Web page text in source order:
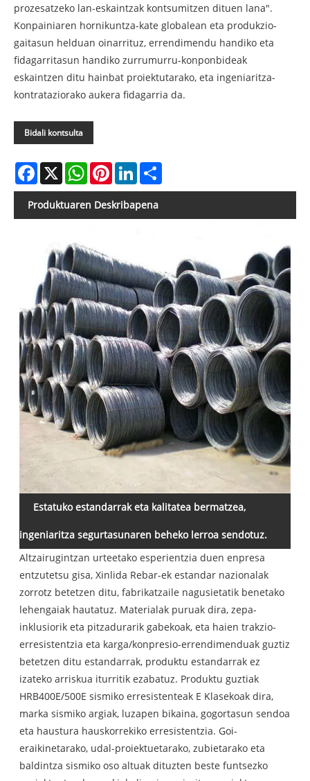
prozesatzeko lan-eskaintzak kontsumitzen dituen lana".
Konpainiaren hornikuntza-kate globalean eta produkzio-
gaitasun helduan oinarrituz, errendimendu handiko eta
fidagarritasun handiko zurrumurru-konponbideak
eskaintzen ditu hainbat proiektutarako, eta ingeniaritza-
kontrataziorako aukera fidagarria da.
Bidali kontsulta
Facebook
X WhatsAppPinterestLinkedIn
Produktuaren Deskribapena
Estatuko estandarrak eta kalitatea bermatzea,
ingeniaritza segurtasunaren beheko lerroa sendotuz.
Altzairugintzan urteetako esperientzia duen enpresa
entzutetsu gisa, Xinlida Rebar-ek estandar nazionalak
zorrotz betetzen ditu, fabrikatzaile nagusietatik benetako
lehengaiak hautatuz. Materialak puruak dira, zepa-
inklusiorik eta pitzadurarik gabekoak, eta haien trakzio-
erresistentzia eta karga/konpresio-errendimenduak guztiz
betetzen ditu estandarrak, produktu estandarrak ez
izateko arriskua iturritik ezabatuz. Produktu guztiak
HRB400E/500E sismiko erresistenteak E Klasekoak dira,
marka sismiko argiak, luzapen bikaina, gogortasun sendoa
eta haustura hauskorrekiko erresistentzia. Goi-
eraikinetarako, udal-proiektuetarako, zubietarako eta
baldintza sismiko oso altuak dituzten beste funtsezko